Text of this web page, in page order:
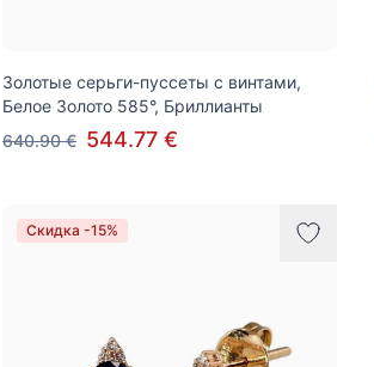
Золотые серьги-пуссеты с винтами,
Белое Золото 585°, Бриллианты
640.90 € 544.77 €
Скидка -15%